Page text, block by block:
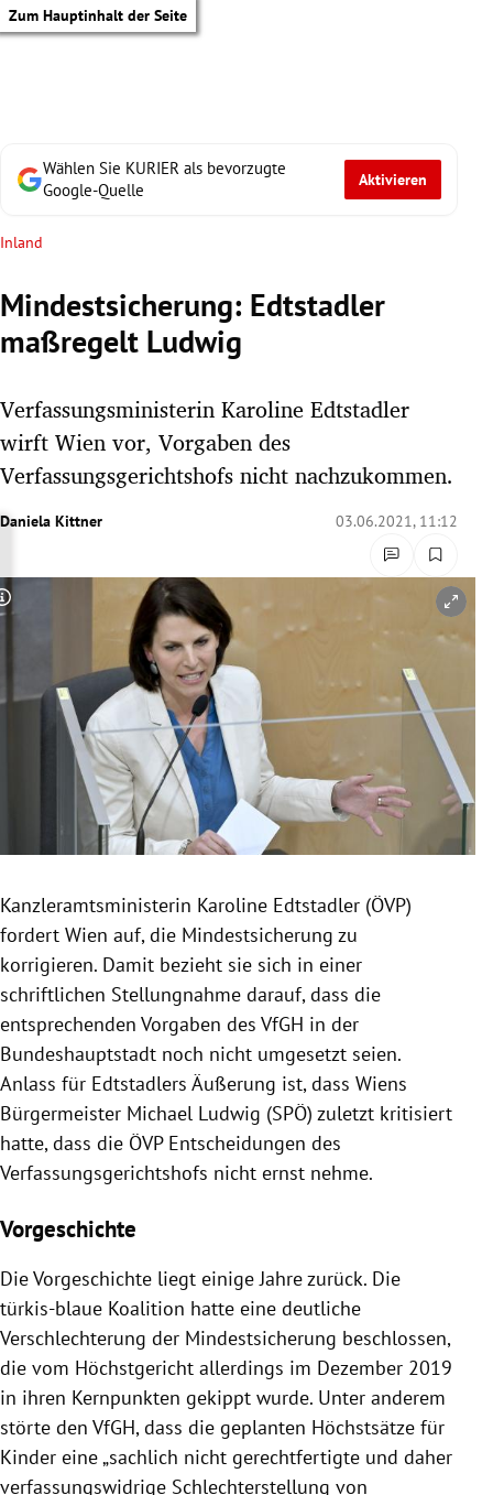
Zum Hauptinhalt der Seite
Untermenü
Untermenü
Untermenü
Untermenü
Untermenü
Untermenü
Untermenü
Untermenü
Wählen Sie KURIER als bevorzugte
Google-Quelle
Aktivieren
Inland
Mindestsicherung: Edtstadler
maßregelt Ludwig
Verfassungsministerin Karoline Edtstadler
wirft Wien vor, Vorgaben des
Verfassungsgerichtshofs nicht nachzukommen.
Daniela Kittner 03.06.2021, 11:12
Copyright-Hinweis öffnen/schließen
Kanzleramtsministerin Karoline Edtstadler (ÖVP)
fordert Wien auf, die Mindestsicherung zu
korrigieren. Damit bezieht sie sich in einer
schriftlichen Stellungnahme darauf, dass die
entsprechenden Vorgaben des VfGH in der
Bundeshauptstadt noch nicht umgesetzt seien.
Anlass für Edtstadlers Äußerung ist, dass Wiens
Bürgermeister Michael Ludwig (SPÖ) zuletzt kritisiert
hatte, dass die ÖVP Entscheidungen des
Verfassungsgerichtshofs nicht ernst nehme.
Vorgeschichte
Die Vorgeschichte liegt einige Jahre zurück. Die
türkis-blaue Koalition hatte eine deutliche
Verschlechterung der Mindestsicherung beschlossen,
die vom Höchstgericht allerdings im Dezember 2019
in ihren Kernpunkten gekippt wurde. Unter anderem
störte den VfGH, dass die geplanten Höchstsätze für
Kinder eine „sachlich nicht gerechtfertigte und daher
verfassungswidrige Schlechterstellung von